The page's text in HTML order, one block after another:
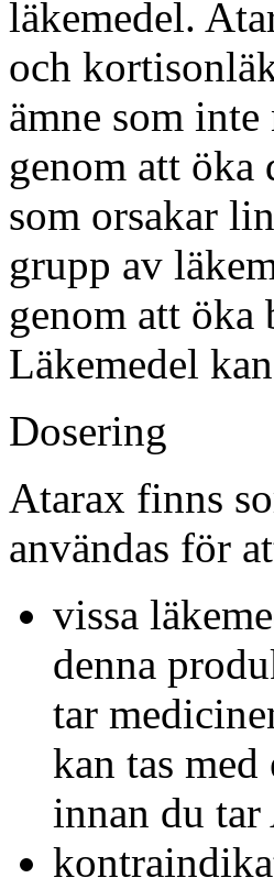
läkemedel.
och
ämne som
genom att öka
som orsakar
grupp av
genom att
Läkemedel
Dosering
Atarax finns
användas för
vissa
denna
tar
kan tas
innan du tar